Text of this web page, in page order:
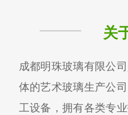
关
成都明珠玻璃有限公
体的艺术玻璃生产公
工设备，拥有各类专